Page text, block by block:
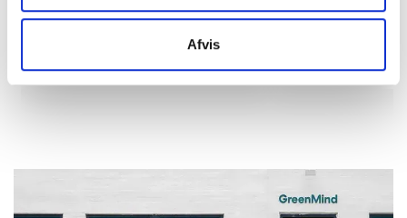
Afvis
inkluderet!)
99 kr. TILFØJ